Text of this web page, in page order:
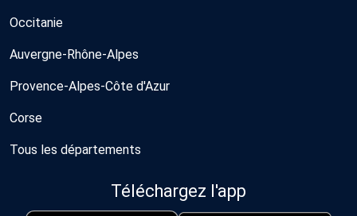
Occitanie
Auvergne-Rhône-Alpes
Provence-Alpes-Côte d'Azur
Corse
Tous les départements
Téléchargez l'app